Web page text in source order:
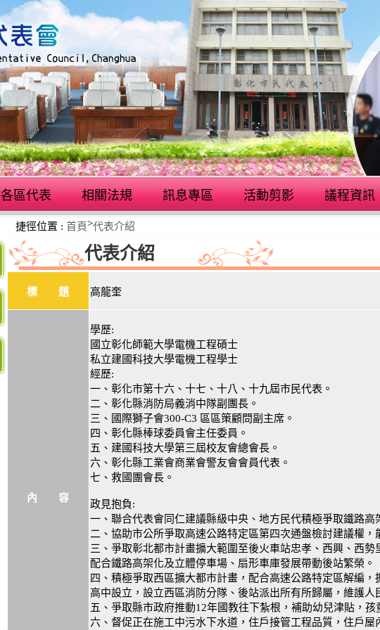
各區代表 相關法規 訊息專區 活動剪影 議程資訊
捷徑位置 : 首頁>代表介紹
代表介紹
標 題 高龍奎
內 容
學歷:
國立彰化師範大學電機工程碩士
私立建國科技大學電機工程學士
經歷:
一、彰化市第十六、十七、十八、十九屆市民代表。
二、彰化縣消防局義消中隊副團長。
三、國際獅子會300-C3 區區策顧問副主席。
四、彰化縣棒球委員會主任委員。
五、建國科技大學第三屆校友會總會長。
六、彰化縣工業會商業會警友會會員代表。
七、救國團會長。
政見抱負:
一、聯合代表會同仁建議縣級中央、地方民代積極爭取鐵路高
二、協助市公所爭取高速公路特定區第四次通盤檢討建議權，
三、爭取彰北都市計畫擴大範圍至後火車站忠孝、西興、西勢
配合鐵路高架化及立體停車場、扇形車庫發展帶動後站繁榮。
四、積極爭取西區擴大都市計畫，配合高速公路特定區解編，
高中設立，設立西區消防分隊、後站派出所有所歸屬，維護人
五、爭取縣市政府推動12年國教往下紮根，補助幼兒津貼，孩
六、督促正在施工中污水下水道，住戶接管工程品質，住戶屋